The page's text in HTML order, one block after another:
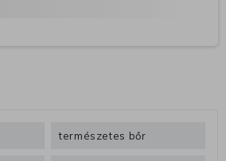
természetes bőr